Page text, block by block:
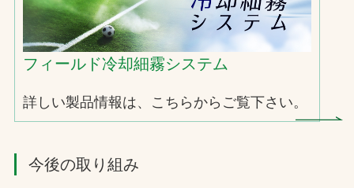
フィールド冷却細霧システム
詳しい製品情報は、こちらからご覧下さい。
今後の取り組み